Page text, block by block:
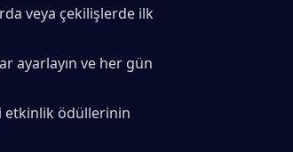
veya çekilişlerde ilk
ayarlayın ve her gün
etkinlik ödüllerinin